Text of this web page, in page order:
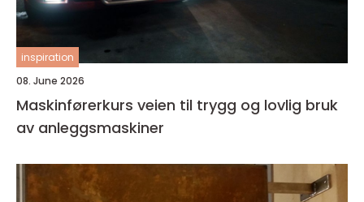
inspiration
08. June 2026
Maskinførerkurs veien til trygg og lovlig bruk
av anleggsmaskiner